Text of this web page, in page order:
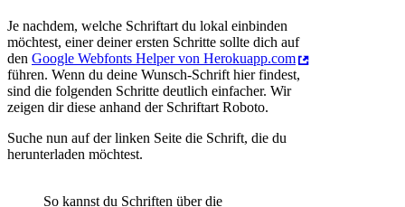
Je nachdem, welche Schriftart du lokal einbinden
möchtest, einer deiner ersten Schritte sollte dich auf
den Google Webfonts Helper von Herokuapp.com
führen. Wenn du deine Wunsch-Schrift hier findest,
sind die folgenden Schritte deutlich einfacher. Wir
zeigen dir diese anhand der Schriftart Roboto.
Suche nun auf der linken Seite die Schrift, die du
herunterladen möchtest.
So kannst du Schriften über die